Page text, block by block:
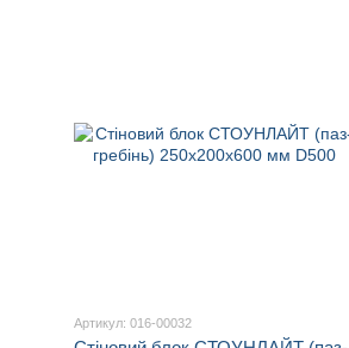
Артикул: 016-00032